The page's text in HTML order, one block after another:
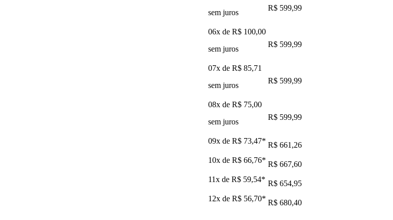
sem juros
R$ 599,99
06x de R$ 100,00
sem juros
R$ 599,99
07x de R$ 85,71
sem juros
R$ 599,99
08x de R$ 75,00
sem juros
R$ 599,99
09x de R$ 73,47* R$ 661,26
10x de R$ 66,76* R$ 667,60
11x de R$ 59,54* R$ 654,95
12x de R$ 56,70* R$ 680,40